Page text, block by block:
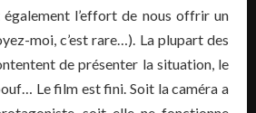
l’effort de nous offrir un
moi, c’est rare…). La plupart des
de présenter la situation, le
Le film est fini. Soit la caméra a